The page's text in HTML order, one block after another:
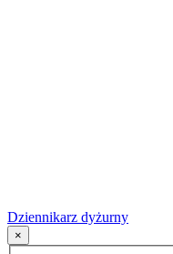
Dziennikarz dyżurny
×